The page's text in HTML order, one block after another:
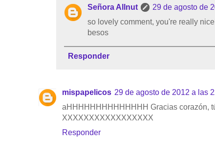
Señora Allnut
29 de agosto de
so lovely comment, you're really
besos
Responder
mispapelicos 29 de agosto de 2012 a las
aHHHHHHHHHHHHHH Gracias corazón,
XXXXXXXXXXXXXXXXX
Responder